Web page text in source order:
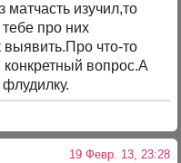
изучил,то
про них
выявить.Про что-то
вопрос.А
19 Февр. 13, 23:28